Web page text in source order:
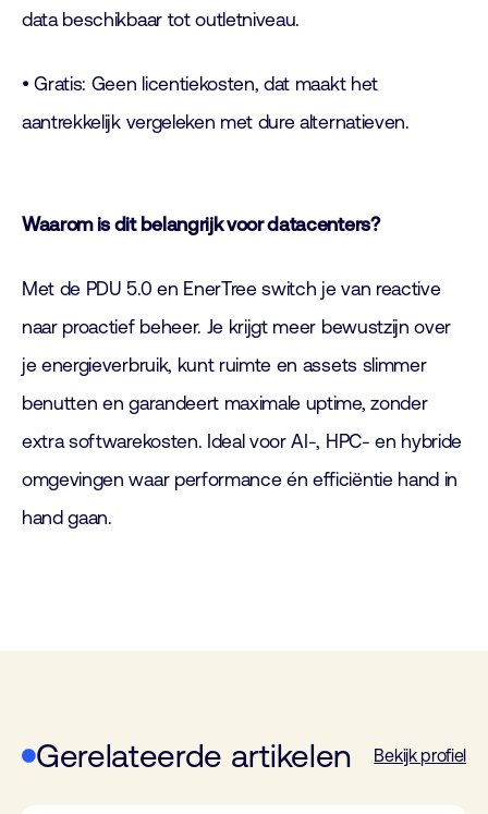
data beschikbaar tot outletniveau.
• Gratis: Geen licentiekosten, dat maakt het
aantrekkelijk vergeleken met dure alternatieven.
Waarom is dit belangrijk voor datacenters?
Met de PDU 5.0 en EnerTree switch je van reactive
naar proactief beheer. Je krijgt meer bewustzijn over
je energieverbruik, kunt ruimte en assets slimmer
benutten en garandeert maximale uptime, zonder
extra softwarekosten. Ideal voor AI-, HPC- en hybride
omgevingen waar performance én efficiëntie hand in
hand gaan.
Gerelateerde artikelen Bekijk profiel